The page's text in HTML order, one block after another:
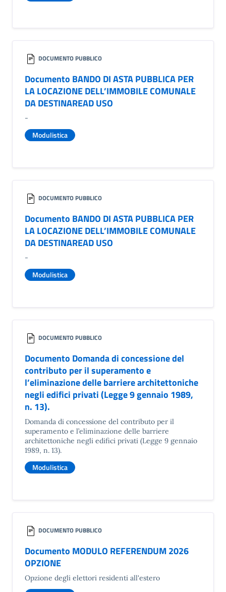
DOCUMENTO PUBBLICO
Documento BANDO DI ASTA PUBBLICA PER
LA LOCAZIONE DELL’IMMOBILE COMUNALE
DA DESTINAREAD USO
-
Modulistica
DOCUMENTO PUBBLICO
Documento BANDO DI ASTA PUBBLICA PER
LA LOCAZIONE DELL’IMMOBILE COMUNALE
DA DESTINAREAD USO
-
Modulistica
DOCUMENTO PUBBLICO
Documento Domanda di concessione del
contributo per il superamento e
l’eliminazione delle barriere architettoniche
negli edifici privati (Legge 9 gennaio 1989,
n. 13).
Domanda di concessione del contributo per il
superamento e l’eliminazione delle barriere
architettoniche negli edifici privati (Legge 9 gennaio
1989, n. 13).
Modulistica
DOCUMENTO PUBBLICO
Documento MODULO REFERENDUM 2026
OPZIONE
Opzione degli elettori residenti all'estero